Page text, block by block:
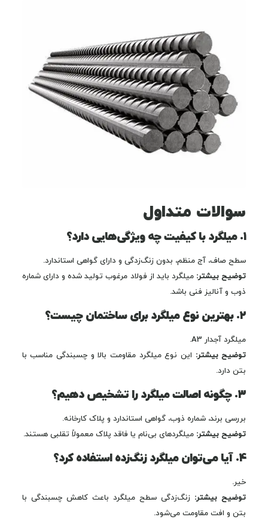
سوالات متداول
۱. میلگرد با کیفیت چه ویژگی‌هایی دارد؟
سطح صاف، آج منظم، بدون زنگ‌زدگی و دارای گواهی استاندارد.
توضیح بیشتر: میلگرد باید از فولاد مرغوب تولید شده و دارای شماره
ذوب و آنالیز فنی باشد.
۲. بهترین نوع میلگرد برای ساختمان چیست؟
میلگرد آجدار A3.
توضیح بیشتر: این نوع میلگرد مقاومت بالا و چسبندگی مناسب با
بتن دارد.
۳. چگونه اصالت میلگرد را تشخیص دهیم؟
بررسی برند، شماره ذوب، گواهی استاندارد و پلاک کارخانه.
توضیح بیشتر: میلگردهای بی‌نام یا فاقد پلاک معمولاً تقلبی هستند.
۴. آیا می‌توان میلگرد زنگ‌زده استفاده کرد؟
خیر.
توضیح بیشتر: زنگ‌زدگی سطح میلگرد باعث کاهش چسبندگی با
بتن و افت مقاومت می‌شود.